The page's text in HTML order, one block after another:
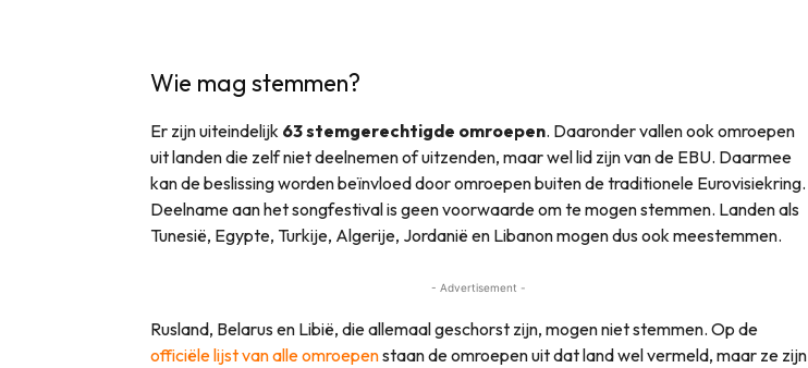
Wie mag stemmen?
Er zijn uiteindelijk 63 stemgerechtigde omroepen. Daaronder vallen ook omroepen
uit landen die zelf niet deelnemen of uitzenden, maar wel lid zijn van de EBU. Daarmee
kan de beslissing worden beïnvloed door omroepen buiten de traditionele Eurovisiekring.
Deelname aan het songfestival is geen voorwaarde om te mogen stemmen. Landen als
Tunesië, Egypte, Turkije, Algerije, Jordanië en Libanon mogen dus ook meestemmen.
- Advertisement -
Rusland, Belarus en Libië, die allemaal geschorst zijn, mogen niet stemmen. Op de
officiële lijst van alle omroepenstaan de omroepen uit dat land wel vermeld, maar ze zijn